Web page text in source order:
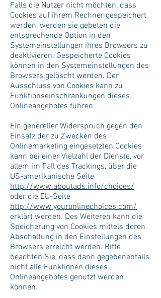
Falls die Nutzer nicht möchten, dass
Cookies auf ihrem Rechner gespeichert
werden, werden sie gebeten die
entsprechende Option in den
Systemeinstellungen ihres Browsers zu
deaktivieren. Gespeicherte Cookies
können in den Systemeinstellungen des
Browsers gelöscht werden. Der
Ausschluss von Cookies kann zu
Funktionseinschränkungen dieses
Onlineangebotes führen.
Ein genereller Widerspruch gegen den
Einsatz der zu Zwecken des
Onlinemarketing eingesetzten Cookies
kann bei einer Vielzahl der Dienste, vor
allem im Fall des Trackings, über die
US-amerikanische Seite
http://www.aboutads.info/choices/
oder die EU-Seite
http://www.youronlinechoices.com/
erklärt werden. Des Weiteren kann die
Speicherung von Cookies mittels deren
Abschaltung in den Einstellungen des
Browsers erreicht werden. Bitte
beachten Sie, dass dann gegebenenfalls
nicht alle Funktionen dieses
Onlineangebotes genutzt werden
können.